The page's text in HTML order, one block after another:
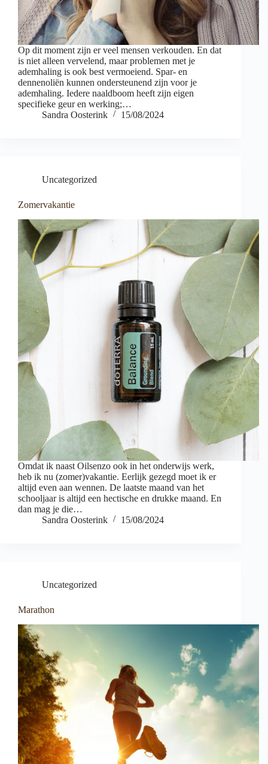
Op dit moment zijn er veel mensen verkouden. En dat
is niet alleen vervelend, maar problemen met je
ademhaling is ook best vermoeiend. Spar- en
dennenoliën kunnen ondersteunend zijn voor je
ademhaling. Iedere naaldboom heeft zijn eigen
specifieke geur en werking;…
Sandra Oosterink
15/08/2024
Uncategorized
Zomervakantie
Omdat ik naast Oilsenzo ook in het onderwijs werk,
heb ik nu (zomer)vakantie. Eerlijk gezegd moet ik er
altijd even aan wennen. De laatste maand van het
schooljaar is altijd een hectische en drukke maand. En
dan mag je die…
Sandra Oosterink
15/08/2024
Uncategorized
Marathon